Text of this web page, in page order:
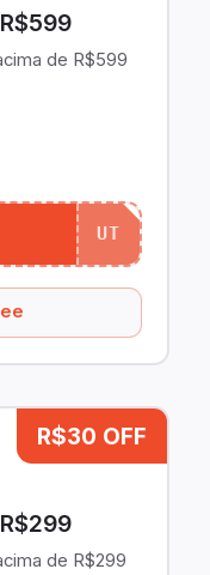
de R$599
UT
R$30 OFF
de R$299